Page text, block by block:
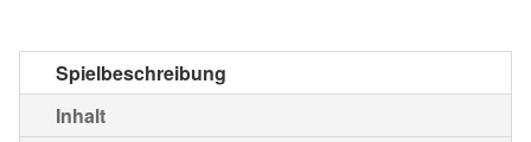
Spielbeschreibung
Inhalt